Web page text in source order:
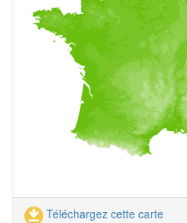
Téléchargez cette carte